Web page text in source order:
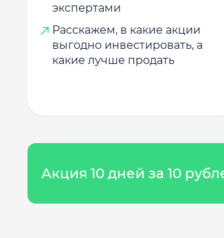
экспертами
Расскажем, в какие акции
выгодно инвестировать, а
какие лучше продать
Акция 10 дней за 10